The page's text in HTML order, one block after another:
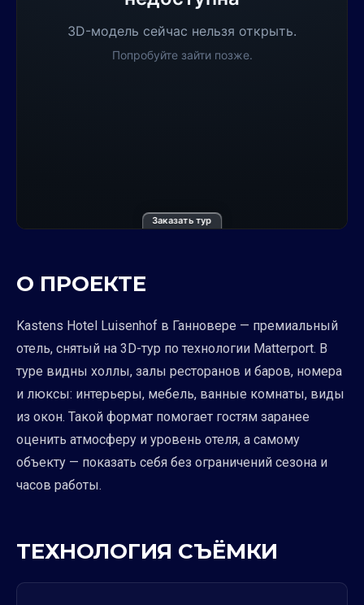
Заказать тур
О ПРОЕКТЕ
Kastens Hotel Luisenhof в Ганновере — премиальный
отель, снятый на 3D-тур по технологии Matterport. В
туре видны холлы, залы ресторанов и баров, номера
и люксы: интерьеры, мебель, ванные комнаты, виды
из окон. Такой формат помогает гостям заранее
оценить атмосферу и уровень отеля, а самому
объекту — показать себя без ограничений сезона и
часов работы.
ТЕХНОЛОГИЯ СЪЁМКИ